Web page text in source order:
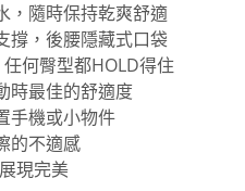
，隨時保持乾爽舒適
撐，後腰隱藏式口袋
何臀型都HOLD得住
時最佳的舒適度
手機或小物件
的不適感
現完美